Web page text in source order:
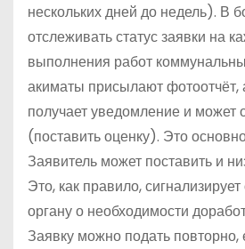
нескольких дней до недель). В
отслеживать статус заявки на
выполнения работ
акиматы присылают фотоотчёт,
получает уведомление и может
(поставить оценку). Это
Заявитель может поставить и
Это, как правило,
органу о необходимости
Заявку можно подать